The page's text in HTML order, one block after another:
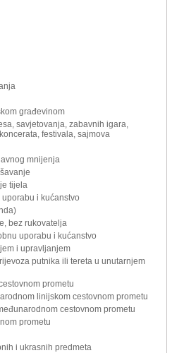
građevinom
savjetovanja, zabavnih igara,
festivala, sajmova
mnijenja
tijela
i kućanstvo
bez rukovatelja
uporabu i kućanstvo
i upravljanjem
putnika ili tereta u unutarnjem
prometu
linijskom cestovnom prometu
cestovnom prometu
prometu
i ukrasnih predmeta